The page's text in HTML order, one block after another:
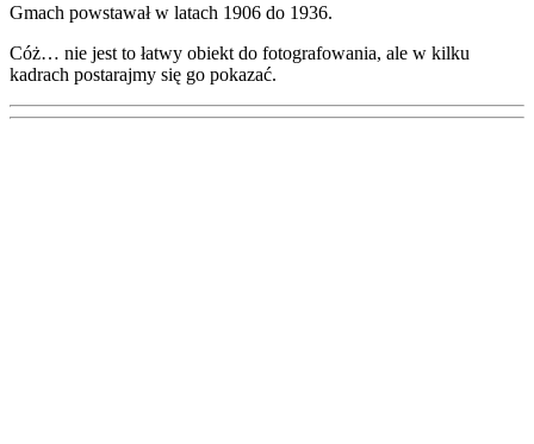
Gmach powstawał w latach 1906 do 1936.
Cóż… nie jest to łatwy obiekt do fotografowania, ale w kilku
kadrach postarajmy się go pokazać.